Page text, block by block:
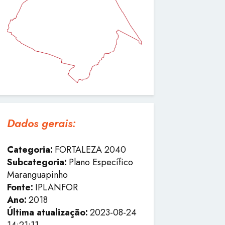
Dados gerais:
Categoria: FORTALEZA 2040
Subcategoria: Plano Específico
Maranguapinho
Fonte: IPLANFOR
Ano:2018
Última atualização:2023-08-24